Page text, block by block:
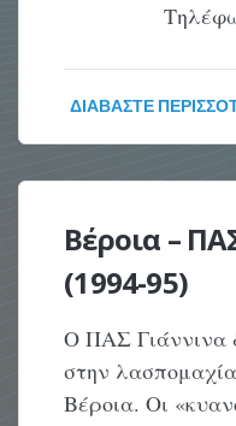
Τηλέφωνο :
ΔΙΑΒΆΣΤΕ
Βέροια –
(1994-95)
Ο ΠΑΣ Γιάννινα
στην
Βέροια. Οι